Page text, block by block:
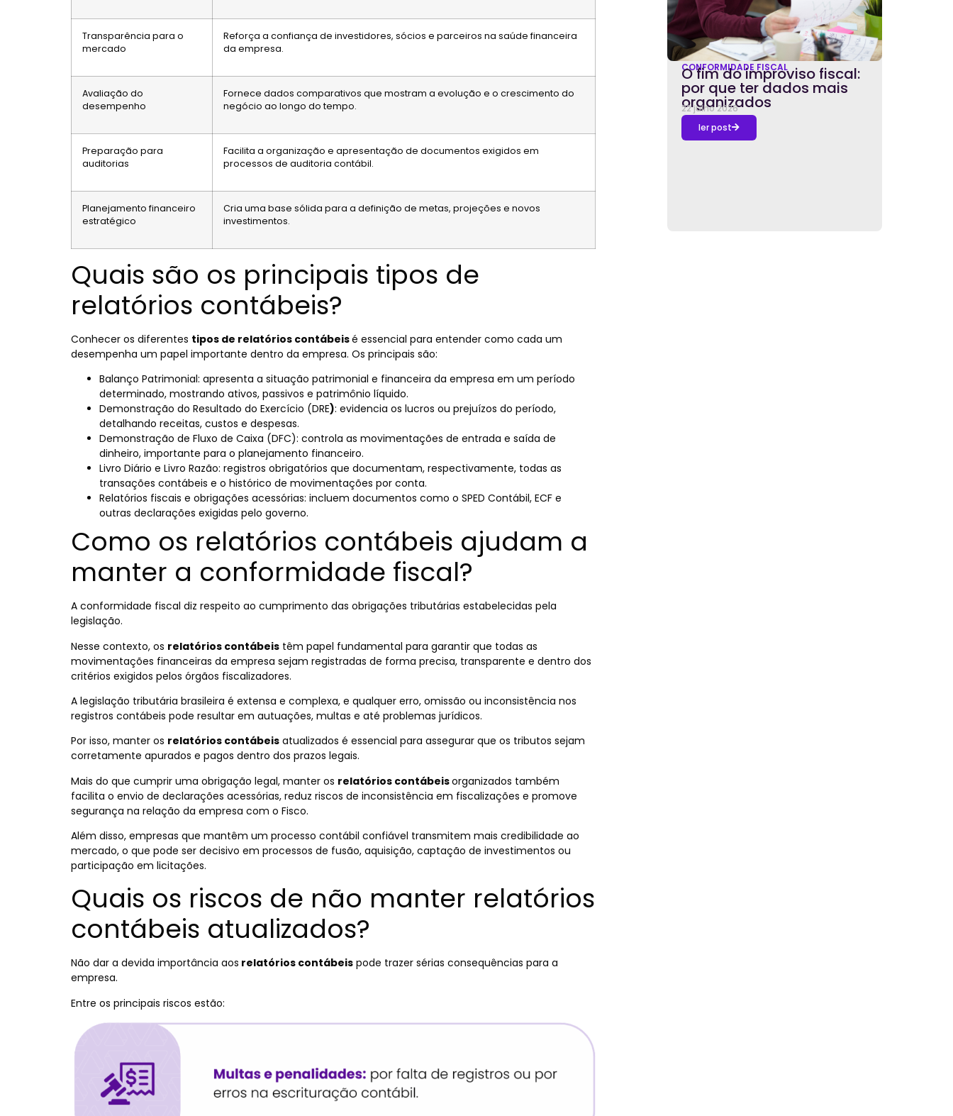
Transparência para o
mercado
Reforça a confiança de investidores, sócios e parceiros na saúde financeira
da empresa.
Avaliação do
desempenho
Fornece dados comparativos que mostram a evolução e o crescimento do
negócio ao longo do tempo.
Preparação para
auditorias
Facilita a organização e apresentação de documentos exigidos em
processos de auditoria contábil.
Planejamento financeiro
estratégico
Cria uma base sólida para a definição de metas, projeções e novos
investimentos.
Quais são os principais tipos de
relatórios contábeis?
Conhecer os diferentes tipos de relatórios contábeisé essencial para entender como cada um
desempenha um papel importante dentro da empresa. Os principais são:
Balanço Patrimonial: apresenta a situação patrimonial e financeira da empresa em um período
determinado, mostrando ativos, passivos e patrimônio líquido.
Demonstração do Resultado do Exercício (DRE): evidencia os lucros ou prejuízos do período,
detalhando receitas, custos e despesas.
Demonstração de Fluxo de Caixa (DFC): controla as movimentações de entrada e saída de
dinheiro, importante para o planejamento financeiro.
Livro Diário e Livro Razão: registros obrigatórios que documentam, respectivamente, todas as
transações contábeis e o histórico de movimentações por conta.
Relatórios fiscais e obrigações acessórias: incluem documentos como o SPED Contábil, ECF e
outras declarações exigidas pelo governo.
Como os relatórios contábeis ajudam a
manter a conformidade fiscal?
A conformidade fiscal diz respeito ao cumprimento das obrigações tributárias estabelecidas pela
legislação.
Nesse contexto, os relatórios contábeis têm papel fundamental para garantir que todas as
movimentações financeiras da empresa sejam registradas de forma precisa, transparente e dentro dos
critérios exigidos pelos órgãos fiscalizadores.
A legislação tributária brasileira é extensa e complexa, e qualquer erro, omissão ou inconsistência nos
registros contábeis pode resultar em autuações, multas e até problemas jurídicos.
Por isso, manter os relatórios contábeis atualizados é essencial para assegurar que os tributos sejam
corretamente apurados e pagos dentro dos prazos legais.
Mais do que cumprir uma obrigação legal, manter os relatórios contábeisorganizados também
facilita o envio de declarações acessórias, reduz riscos de inconsistência em fiscalizações e promove
segurança na relação da empresa com o Fisco.
Além disso, empresas que mantêm um processo contábil confiável transmitem mais credibilidade ao
mercado, o que pode ser decisivo em processos de fusão, aquisição, captação de investimentos ou
participação em licitações.
Quais os riscos de não manter relatórios
contábeis atualizados?
Não dar a devida importância aos relatórios contábeis pode trazer sérias consequências para a
empresa.
Entre os principais riscos estão:
CONFORMIDADE FISCAL
O fim do improviso fiscal:
por que ter dados mais
organizados
22 julho 2026
ler post